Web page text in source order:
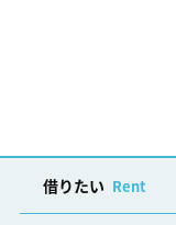
借りたい Rent